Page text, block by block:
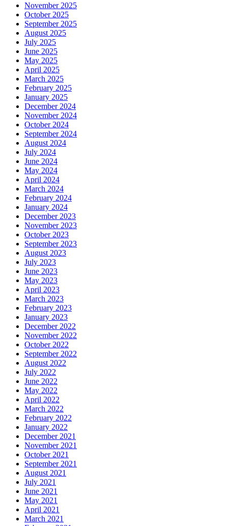
November 2025
October 2025
September 2025
August 2025
July 2025
June 2025
May 2025
April 2025
March 2025
February 2025
January 2025
December 2024
November 2024
October 2024
September 2024
August 2024
July 2024
June 2024
May 2024
April 2024
March 2024
February 2024
January 2024
December 2023
November 2023
October 2023
September 2023
August 2023
July 2023
June 2023
May 2023
April 2023
March 2023
February 2023
January 2023
December 2022
November 2022
October 2022
September 2022
August 2022
July 2022
June 2022
May 2022
April 2022
March 2022
February 2022
January 2022
December 2021
November 2021
October 2021
September 2021
August 2021
July 2021
June 2021
May 2021
April 2021
March 2021